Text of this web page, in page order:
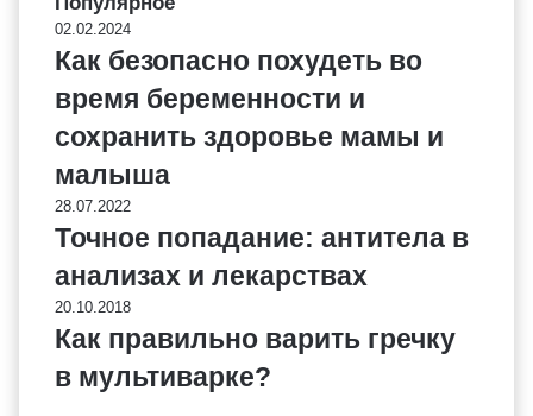
02.02.2024
Как безопасно похудеть во
время беременности и
сохранить здоровье мамы и
малыша
28.07.2022
Точное попадание: антитела в
анализах и лекарствах
20.10.2018
Как правильно варить гречку
в мультиварке?